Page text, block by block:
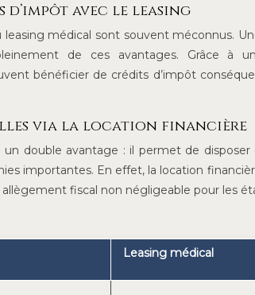
avec le leasing
leasing médical sont souvent méconnus.
de ces avantages. Grâce à
bénéficier de crédits d’impôt
via la location financière
double avantage : il permet de
importantes. En effet, la location
fiscal non négligeable pour les
Leasing médical